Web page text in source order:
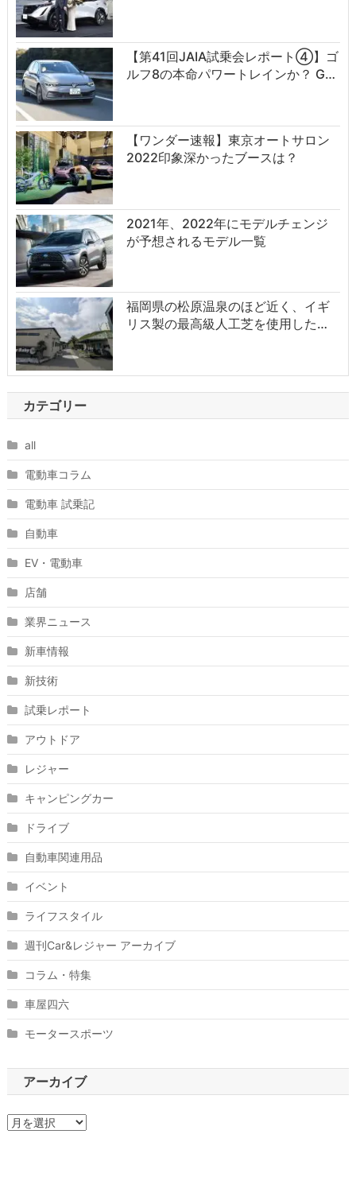
【第41回JAIA試乗会レポート④】ゴ
ルフ8の本命パワートレインか？ G…
【ワンダー速報】東京オートサロン
2022印象深かったブースは？
2021年、2022年にモデルチェンジ
が予想されるモデル一覧
福岡県の松原温泉のほど近く、イギ
リス製の最高級人工芝を使用した…
カテゴリー
all
電動車コラム
電動車 試乗記
自動車
EV・電動車
店舗
業界ニュース
新車情報
新技術
試乗レポート
アウトドア
レジャー
キャンピングカー
ドライブ
自動車関連用品
イベント
ライフスタイル
週刊Car&レジャー アーカイブ
コラム・特集
車屋四六
モータースポーツ
アーカイブ
ア